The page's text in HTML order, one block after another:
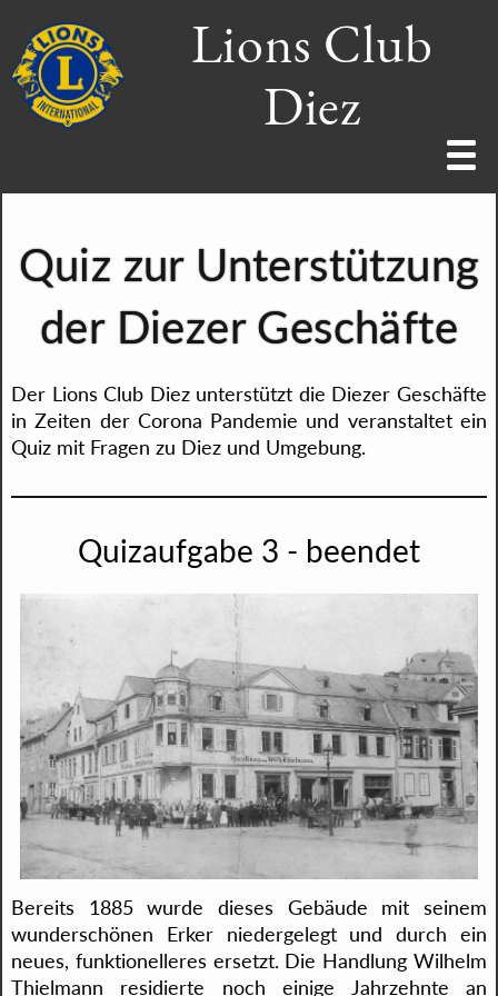
Lions Club
Diez
Presse
Lions Clubs
Activities
Kontakt
Vorstand
Datenschutz
Impressum
Mitgliederbereich
Quiz zur Unterstützung
der Diezer Geschäfte
Der Lions Club Diez unterstützt die Diezer Geschäfte
in Zeiten der Corona Pandemie und veranstaltet ein
Quiz mit Fragen zu Diez und Umgebung.
Quizaufgabe 3 - beendet
Bereits 1885 wurde dieses Gebäude mit seinem
wunderschönen Erker niedergelegt und durch ein
neues, funktionelleres ersetzt. Die Handlung Wilhelm
Thielmann residierte noch einige Jahrzehnte an